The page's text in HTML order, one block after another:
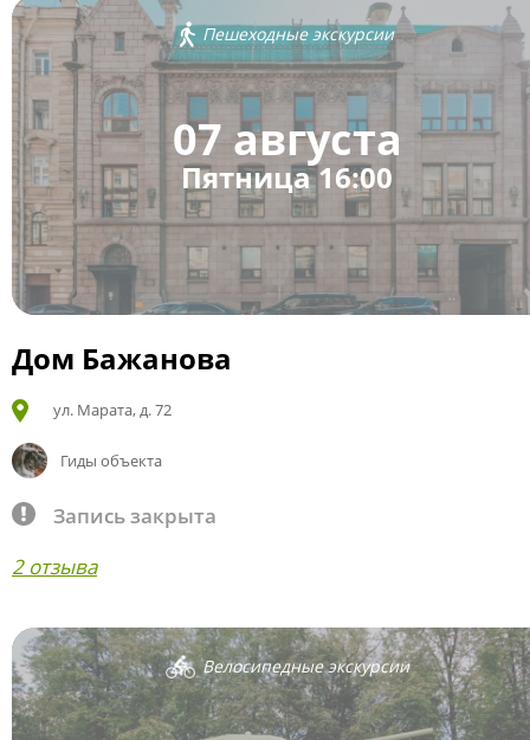
Пешеходные экскурсии
07 августа
Пятница 16:00
Дом Бажанова
ул. Марата, д. 72
Гиды объекта
Запись закрыта
2 отзыва
Велосипедные экскурсии